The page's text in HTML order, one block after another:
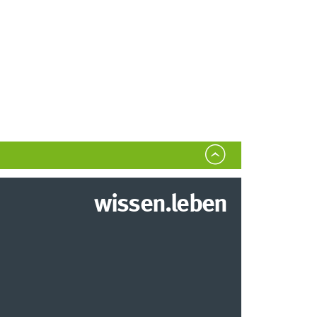
wissen.leben